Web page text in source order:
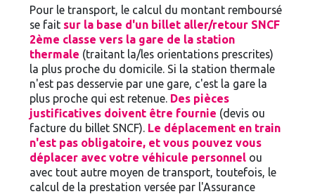
Pour le transport, le calcul du montant remboursé
se fait sur la base d'un billet aller/retour SNCF
2ème classe vers la gare de la station
thermale (traitant la/les orientations prescrites)
la plus proche du domicile. Si la station thermale
n'est pas desservie par une gare, c'est la gare la
plus proche qui est retenue. Des pièces
justificatives doivent être fournie (devis ou
facture du billet SNCF). Le déplacement en train
n'est pas obligatoire, et vous pouvez vous
déplacer avec votre véhicule personnel ou
avec tout autre moyen de transport, toutefois, le
calcul de la prestation versée par l'Assurance